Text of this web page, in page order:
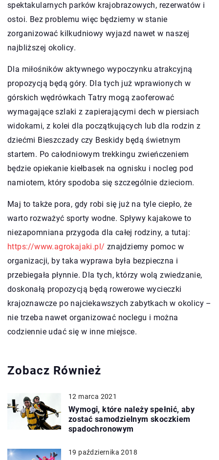
spektakularnych parków krajobrazowych, rezerwatów i
ostoi. Bez problemu więc będziemy w stanie
zorganizować kilkudniowy wyjazd nawet w naszej
najbliższej okolicy.
Dla miłośników aktywnego wypoczynku atrakcyjną
propozycją będą góry. Dla tych już wprawionych w
górskich wędrówkach Tatry mogą zaoferować
wymagające szlaki z zapierającymi dech w piersiach
widokami, z kolei dla początkujących lub dla rodzin z
dziećmi Bieszczady czy Beskidy będą świetnym
startem. Po całodniowym trekkingu zwieńczeniem
będzie opiekanie kiełbasek na ognisku i nocleg pod
namiotem, który spodoba się szczególnie dzieciom.
Maj to także pora, gdy robi się już na tyle ciepło, że
warto rozważyć sporty wodne. Spływy kajakowe to
niezapomniana przygoda dla całej rodziny, a tutaj:
https://www.agrokajaki.pl/ znajdziemy pomoc w
organizacji, by taka wyprawa była bezpieczna i
przebiegała płynnie. Dla tych, którzy wolą zwiedzanie,
doskonałą propozycją będą rowerowe wycieczki
krajoznawcze po najciekawszych zabytkach w okolicy –
nie trzeba nawet organizować noclegu i można
codziennie udać się w inne miejsce.
Zobacz Również
12 marca 2021
Wymogi, które należy spełnić, aby
zostać samodzielnym skoczkiem
spadochronowym
19 października 2018